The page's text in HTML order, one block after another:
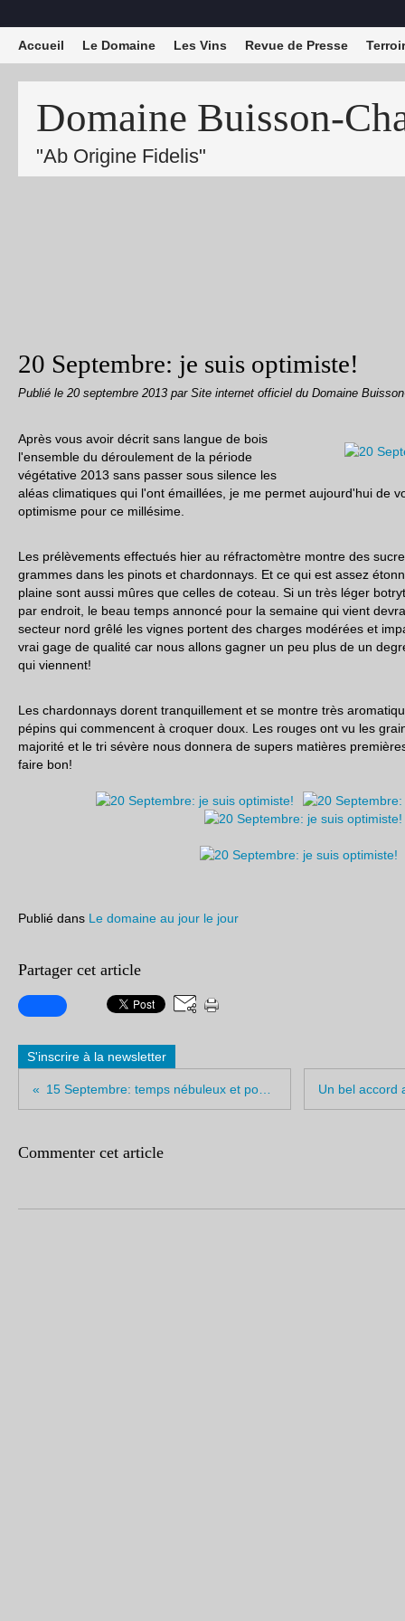
Domaine Buisson-
"Ab Origine Fidelis"
Accueil Le Domaine Les Vins Revue de Presse
20 Septembre: je suis optimiste!
Publié le 20 septembre 2013 par Site internet officiel du Domaine
Après vous avoir décrit sans langue de bois
l'ensemble du déroulement de la période
végétative 2013 sans passer sous silence les
aléas climatiques qui l'ont émaillées, je me permet aujourd'hui de
optimisme pour ce millésime.
Les prélèvements effectués hier au réfractomètre montre des
grammes dans les pinots et chardonnays. Et ce qui est assez
plaine sont aussi mûres que celles de coteau. Si un très léger
par endroit, le beau temps annoncé pour la semaine qui vient
secteur nord grêlé les vignes portent des charges modérées et
vrai gage de qualité car nous allons gagner un peu plus de un
qui viennent!
Les chardonnays dorent tranquillement et se montre très
pépins qui commencent à croquer doux. Les rouges ont vu les
majorité et le tri sévère nous donnera de supers matières
faire bon!
Publié dans Le domaine au jour le jour
Partager cet article
S'inscrire à la newsletter
Commenter cet article